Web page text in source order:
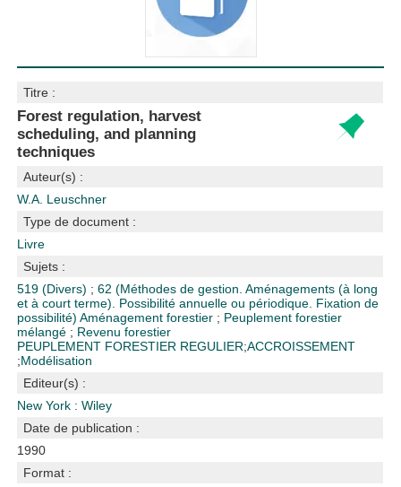
Titre :
Forest regulation, harvest
scheduling, and planning
techniques
Auteur(s) :
W.A. Leuschner
Type de document :
Livre
Sujets :
519 (Divers) ;62 (Méthodes de gestion. Aménagements (à long
et à court terme). Possibilité annuelle ou périodique. Fixation de
possibilité)Aménagement forestier ; Peuplement forestier
mélangé ; Revenu forestier
PEUPLEMENT FORESTIER REGULIER;ACCROISSEMENT
;Modélisation
Editeur(s) :
New York : Wiley
Date de publication :
1990
Format :